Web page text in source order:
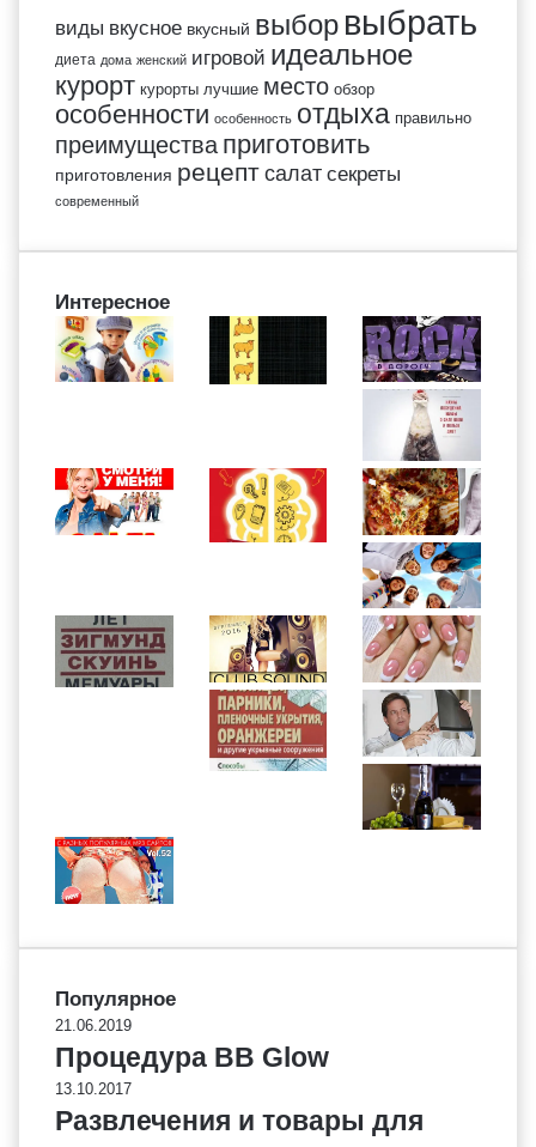
виды вкусное вкусный выбор выбрать
диета дома женский игровой идеальное
курорт курорты лучшие место обзор
особенности особенность отдыха правильно
преимущества приготовить
приготовления рецепт салат секреты
современный
Интересное
Популярное
21.06.2019
Процедура BB Glow
13.10.2017
Развлечения и товары для